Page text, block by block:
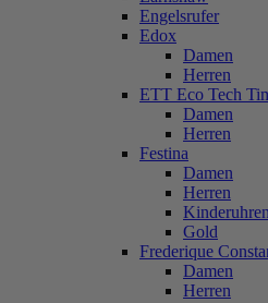
Engelsrufer
Edox
Damen
Herren
ETT Eco Tech
Damen
Herren
Festina
Damen
Herren
Kinderuhren
Gold
Frederique
Damen
Herren